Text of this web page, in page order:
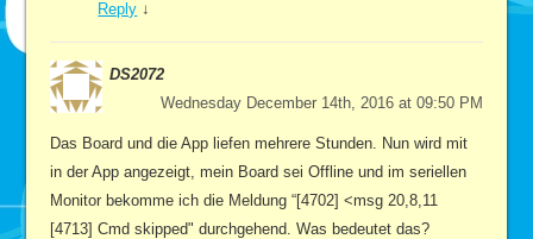
Reply ↓
DS2072
Wednesday December 14th, 2016 at 09:50 PM
Das Board und die App liefen mehrere Stunden. Nun wird mit
in der App angezeigt, mein Board sei Offline und im seriellen
Monitor bekomme ich die Meldung “[4702] <msg 20,8,11
[4713] Cmd skipped" durchgehend. Was bedeutet das?